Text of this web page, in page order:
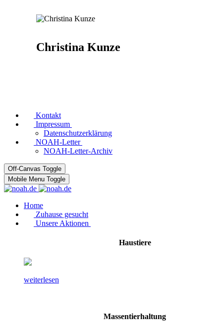
Christina Kunze
Kontakt
Impressum
Datenschutzerklärung
NOAH-Letter
NOAH-Letter-Archiv
Off-Canvas Toggle
Mobile Menu Toggle
Home
Zuhause gesucht
Unsere Aktionen
Haustiere
weiterlesen
Massentierhaltung